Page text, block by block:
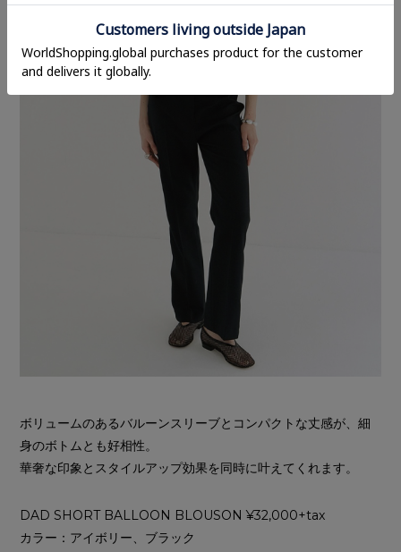
ボリュームのあるバルーンスリーブとコンパクトな丈感が、細
身のボトムとも好相性。
華奢な印象とスタイルアップ効果を同時に叶えてくれます。
DAD SHORT BALLOON BLOUSON ¥32,000+tax
カラー：アイボリー、ブラック